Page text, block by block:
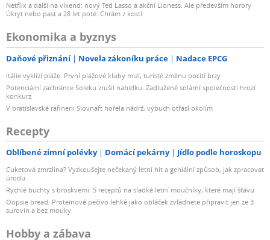
Netflix a další na víkend: nový Ted Lasso a akční Lioness. Ale především horory
Úkryt nebo past a 28 let poté: Chrám z kostí
Ekonomika a byznys
Daňové přiznání Novela zákoníku práce Nadace EPCG
Itálie vyklízí pláže. První plážové kluby mizí, turisté změnu pocítí brzy
Potenciální zachránce Soleku zrušil nabídku. Zadlužené solární společnosti hrozí
konkurz
V bratislavské rafinerii Slovnaft hořela nádrž, výbuch otřásl okolím
Recepty
Oblíbené zimní polévky Domácí pekárny Jídlo podle horoskopu
Cuketová zmrzlina? Vyzkoušejte nečekaný letní hit a geniální způsob, jak zpracovat
úrodu
Rychlé buchty s broskvemi: 5 receptů na sladké letní moučníky, které mají šťávu
Oopsie bread: Proteinové pečivo lehké jako obláček zvládnete připravit jen ze 3
surovin a bez mouky
Hobby a zábava